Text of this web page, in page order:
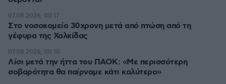
Στο νοσοκομείο 30χρονη μετά από πτώση από τη
γέφυρα της Χαλκίδας
07.08.2026, 00:17
Λίσι μετά την ήττα του ΠΑΟΚ: «Με περισσότερη
σοβαρότητα θα παίρναμε κάτι καλύτερο»
07.08.2026, 00:10